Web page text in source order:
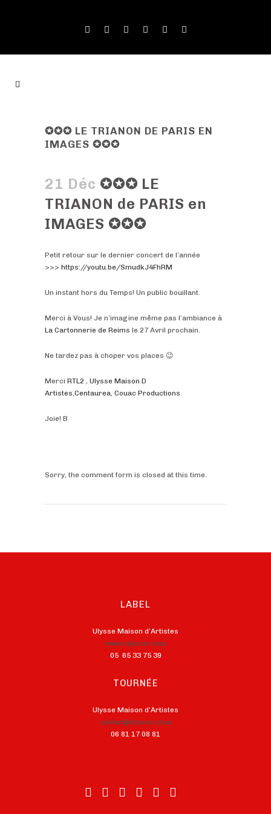
✪✪✪ LE TRIANON DE PARIS EN
IMAGES ✪✪✪
21 Déc ✪✪✪ LE
TRIANON de PARIS en
IMAGES ✪✪✪
Petit retour sur le dernier concert de l’année
>>> https://youtu.be/SmudkJ4FhRM
Un instant hors du Temps! Un public bouillant.
Merci à Vous! Je n’imagine même pas l’ambiance à
La Cartonnerie de Reims le 27 Avril prochain.
Ne tardez pas à choper vos places 😉
Merci RTL2 , Ulysse Maison D
Artistes,Centaurea, Couac Productions.
Joie! B
Sorry, the comment form is closed at this time.
LABEL
Ulysse Maison d’Artistes
www.ulysse.coop
05 65 33 75 39
TOURNÉE
Ulysse Maison d’Artistes
sylvain@ulysse.coop
06 81 17 08 81